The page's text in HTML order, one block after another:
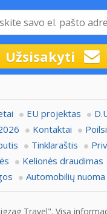
Užsisakyti
EU projektas
Kontaktai
Tinklaraštis
Kelionės draudimas
Automobilių nuoma
Travel". Visą